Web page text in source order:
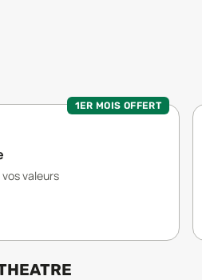
1ER MOIS OFFERT
valeurs